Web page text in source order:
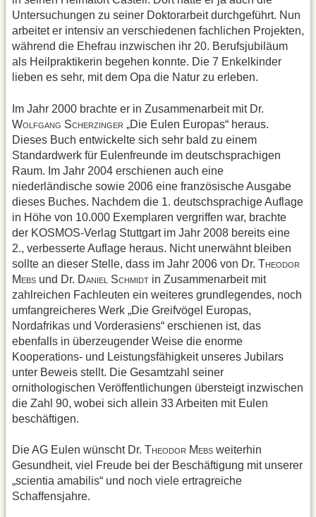
Untersuchungen zu seiner Doktorarbeit durchgeführt. Nun
arbeitet er intensiv an verschiedenen fachlichen Projekten,
während die Ehefrau inzwischen ihr 20. Berufsjubiläum
als Heilpraktikerin begehen konnte. Die 7 Enkelkinder
lieben es sehr, mit dem Opa die Natur zu erleben.
Im Jahr 2000 brachte er in Zusammenarbeit mit Dr.
WOLFGANG SCHERZINGER „Die Eulen Europas“ heraus.
Dieses Buch entwickelte sich sehr bald zu einem
Standardwerk für Eulenfreunde im deutschsprachigen
Raum. Im Jahr 2004 erschienen auch eine
niederländische sowie 2006 eine französische Ausgabe
dieses Buches. Nachdem die 1. deutschsprachige Auflage
in Höhe von 10.000 Exemplaren vergriffen war, brachte
der KOSMOS-Verlag Stuttgart im Jahr 2008 bereits eine
2., verbesserte Auflage heraus. Nicht unerwähnt bleiben
sollte an dieser Stelle, dass im Jahr 2006 von Dr. THEODOR
M EBS und Dr. DANIEL SCHMIDT in Zusammenarbeit mit
zahlreichen Fachleuten ein weiteres grundlegendes, noch
umfangreicheres Werk „Die Greifvögel Europas,
Nordafrikas und Vorderasiens“ erschienen ist, das
ebenfalls in überzeugender Weise die enorme
Kooperations- und Leistungsfähigkeit unseres Jubilars
unter Beweis stellt. Die Gesamtzahl seiner
ornithologischen Veröffentlichungen übersteigt inzwischen
die Zahl 90, wobei sich allein 33 Arbeiten mit Eulen
beschäftigen.
Die AG Eulen wünscht Dr. THEODOR M EBS weiterhin
Gesundheit, viel Freude bei der Beschäftigung mit unserer
„scientia amabilis“ und noch viele ertragreiche
Schaffensjahre.